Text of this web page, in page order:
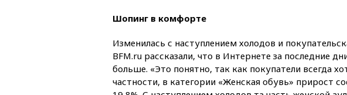
Шопинг в комфорте
Изменилась с наступлением холодов и
BFM.ru рассказали, что в Интернете за последние
больше. «Это понятно, так как покупатели всегда
частности, в категории «Женская обувь» прирост